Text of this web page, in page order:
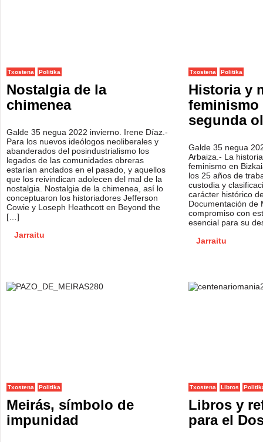
Txostena Politika
Nostalgia de la
chimenea
Galde 35 negua 2022 invierno. Irene Díaz.-
Para los nuevos ideólogos neoliberales y
abanderados del posindustrialismo los
legados de las comunidades obreras
estarían anclados en el pasado, y aquellos
que los reivindican adolecen del mal de la
nostalgia. Nostalgia de la chimenea, así lo
conceptuaron los historiadores Jefferson
Cowie y Loseph Heathcott en Beyond the
[…]
Jarraitu
Txostena Politika
Historia y
feminismo
segunda
Galde 35 negua
Arbaiza.- La
feminismo en
los 25 años de
custodia y
carácter histórico
Documentación de
compromiso con
esencial para su
Jarraitu
Txostena Politika
Meirás, símbolo de
impunidad
Txostena Libros
Libros y
para el